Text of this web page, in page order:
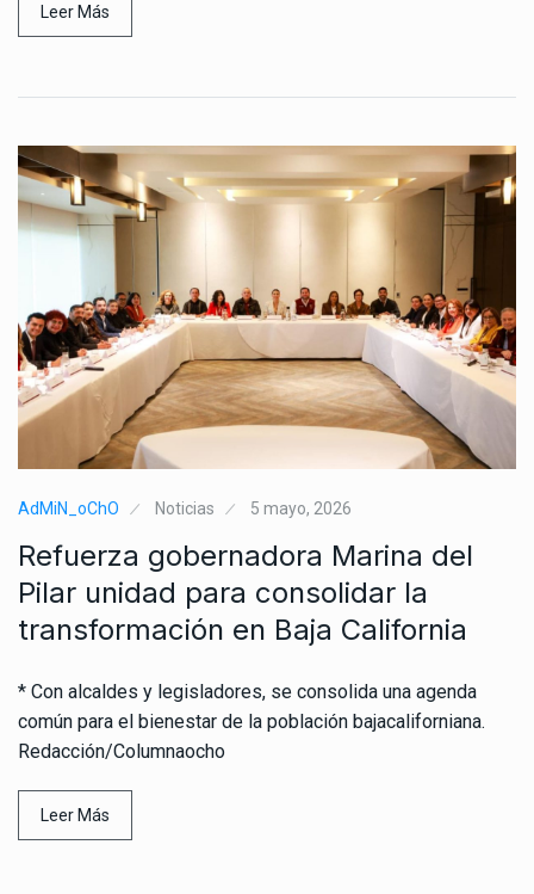
Leer Más
AdMiN_oChO Noticias 5 mayo, 2026
Refuerza gobernadora Marina del
Pilar unidad para consolidar la
transformación en Baja California
* Con alcaldes y legisladores, se consolida una agenda
común para el bienestar de la población bajacaliforniana.
Redacción/Columnaocho
Leer Más